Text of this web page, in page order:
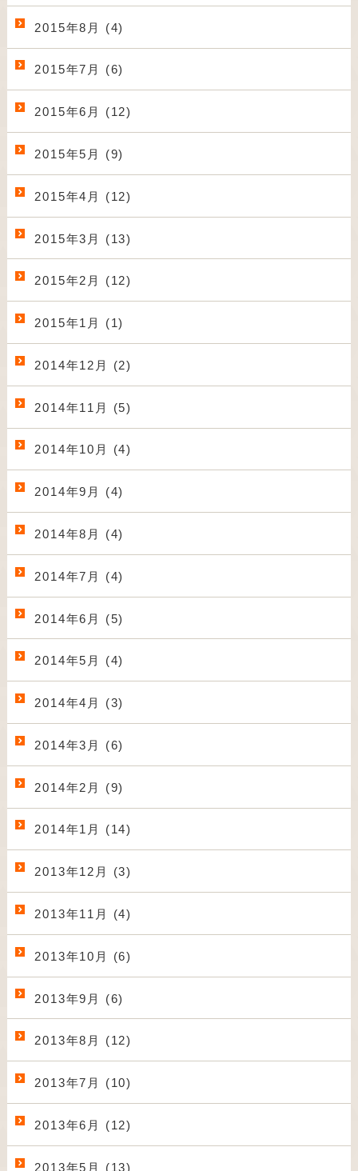
2015年8月 (4)
2015年7月 (6)
2015年6月 (12)
2015年5月 (9)
2015年4月 (12)
2015年3月 (13)
2015年2月 (12)
2015年1月 (1)
2014年12月 (2)
2014年11月 (5)
2014年10月 (4)
2014年9月 (4)
2014年8月 (4)
2014年7月 (4)
2014年6月 (5)
2014年5月 (4)
2014年4月 (3)
2014年3月 (6)
2014年2月 (9)
2014年1月 (14)
2013年12月 (3)
2013年11月 (4)
2013年10月 (6)
2013年9月 (6)
2013年8月 (12)
2013年7月 (10)
2013年6月 (12)
2013年5月 (13)